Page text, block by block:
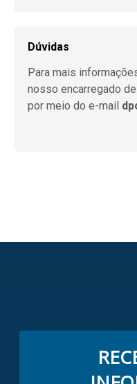
Dúvidas
Para mais
nosso encarregado
por meio do e-mail